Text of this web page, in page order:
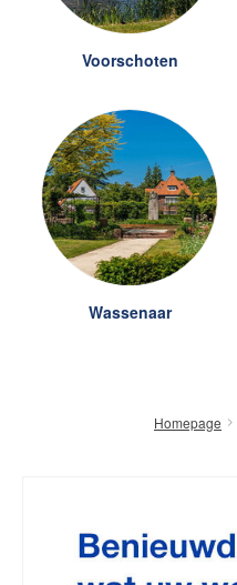
Voorschoten
Wassenaar
Homepage